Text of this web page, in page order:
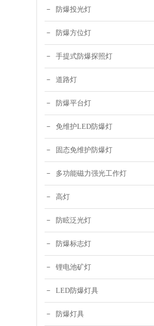
防爆投光灯
防爆方位灯
手提式防爆探照灯
道路灯
防爆平台灯
免维护LED防爆灯
固态免维护防爆灯
多功能磁力强光工作灯
高灯
防眩泛光灯
防爆标志灯
锂电池矿灯
LED防爆灯具
防爆灯具